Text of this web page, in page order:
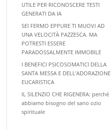
UTILE PER RICONOSCERE TESTI
GENERATI DA IA
SEI FERMO EPPURE TI MUOVI AD
UNA VELOCITÀ PAZZESCA. MA
POTRESTI ESSERE
PARADOSSALMENTE IMMOBILE
I BENEFICI PSICOSOMATICI DELLA
SANTA MESSA E DELL’ADORAZIONE
EUCARISTICA
IL SILENZIO CHE RIGENERA: perché
abbiamo bisogno del sano ozio
spirituale